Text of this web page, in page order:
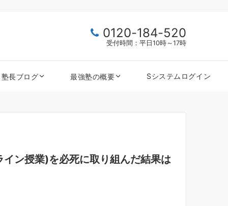
0120-184-520
受付時間：平日10時～17時
塾長ブログ 最強塾の概要 Sシステムログイン
ン授業)を必死に取り組んだ結果は